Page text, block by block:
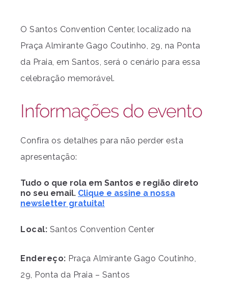
O Santos Convention Center, localizado na
Praça Almirante Gago Coutinho, 29, na Ponta
da Praia, em Santos, será o cenário para essa
celebração memorável.
Informações do evento
Confira os detalhes para não perder esta
apresentação:
Tudo o que rola em Santos e região direto
no seu email. Clique e assine a nossa
newsletter gratuita!
Local: Santos Convention Center
Endereço: Praça Almirante Gago Coutinho,
29, Ponta da Praia – Santos